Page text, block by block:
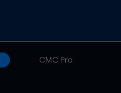
CMC Pro